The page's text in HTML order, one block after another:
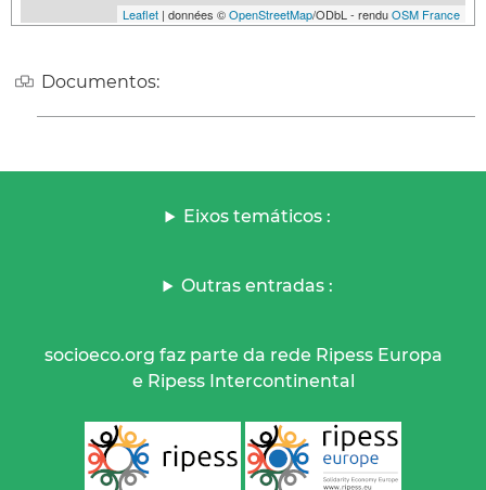
Leaflet | données ©OpenStreetMap/ODbL - renduOSM France
Documentos:
Eixos temáticos :
Outras entradas :
socioeco.org faz parte da rede Ripess Europa
e Ripess Intercontinental